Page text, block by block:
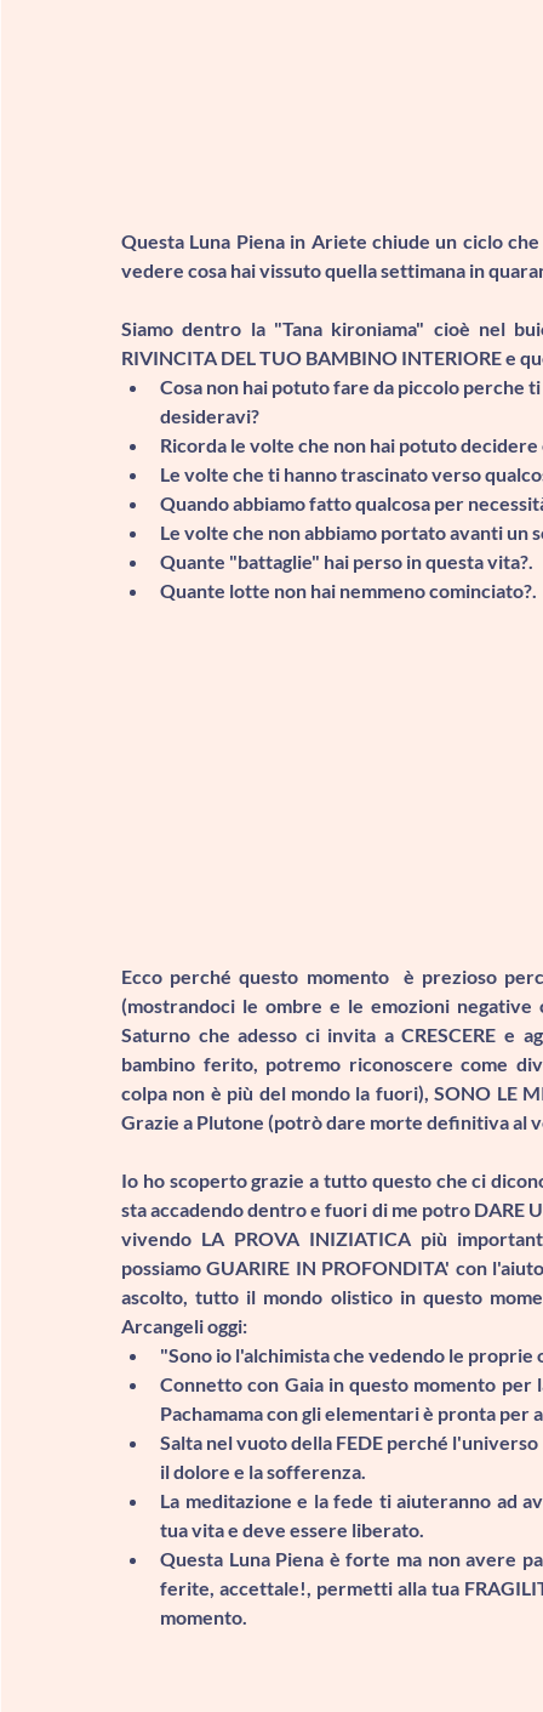
Questa Luna Piena in Ariete chiude un ciclo
vedere cosa hai vissuto quella settimana in
Siamo dentro la "Tana kironiama
RIVINCITA DEL TUO BAMBINO INTERIORE e
Cosa non hai potuto fare da piccolo perche
desideravi?
Ricorda le volte che non hai potuto
Le volte che ti hanno trascinato verso
Quando abbiamo fatto qualcosa per
Le volte che non abbiamo portato avanti un
Quante "battaglie" hai perso in questa vita?.
Quante lotte non hai nemmeno cominciato?.
Ecco perché questo momento  è prezioso
Saturno che adesso ci invita a CRESCERE e
bambino ferito, potremo riconoscere come
colpa non è più del mondo la fuori), SONO LE
Grazie a Plutone (potrò dare morte definitiva al
Io ho scoperto grazie a tutto questo che ci
sta accadendo dentro e fuori di me potro DARE
vivendo LA PROVA INIZIATICA più
possiamo GUARIRE IN PROFONDITA' con
ascolto, tutto il mondo olistico in questo
Arcangeli oggi:
"Sono io l'alchimista che vedendo le
Connetto con Gaia in questo momento per
Pachamama con gli elementari è pronta per
Salta nel vuoto della FEDE perché
il dolore e la sofferenza.
La meditazione e la fede ti aiuteranno ad
tua vita e deve essere liberato.
Questa Luna Piena è forte ma non avere
ferite, accettale!, permetti alla tua
momento.